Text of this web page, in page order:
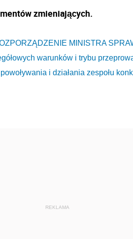
zmieniających.
MINISTRA
warunków i trybu
i działania zespołu